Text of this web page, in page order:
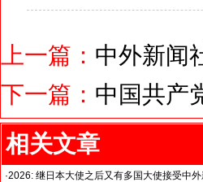
上一篇： 中外新闻
下一篇： 中国共产
相关文章
·2026: 继日本大使之后又有多国大使接受中外